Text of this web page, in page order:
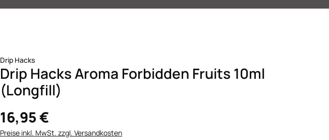
Drip Hacks
Drip Hacks Aroma Forbidden Fruits 10ml
(Longfill)
16,95 €
Preise inkl. MwSt. zzgl. Versandkosten